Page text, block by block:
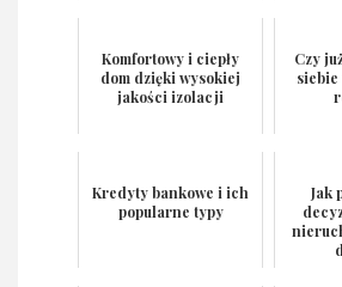
Komfortowy i ciepły
dom dzięki wysokiej
jakości izolacji
Czy
Kredyty bankowe i ich
popularne typy
Jak